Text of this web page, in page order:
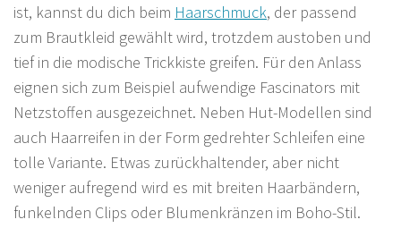
ist, kannst du dich beim Haarschmuck, der passend
zum Brautkleid gewählt wird, trotzdem austoben und
tief in die modische Trickkiste greifen. Für den Anlass
eignen sich zum Beispiel aufwendige Fascinators mit
Netzstoffen ausgezeichnet. Neben Hut-Modellen sind
auch Haarreifen in der Form gedrehter Schleifen eine
tolle Variante. Etwas zurückhaltender, aber nicht
weniger aufregend wird es mit breiten Haarbändern,
funkelnden Clips oder Blumenkränzen im Boho-Stil.